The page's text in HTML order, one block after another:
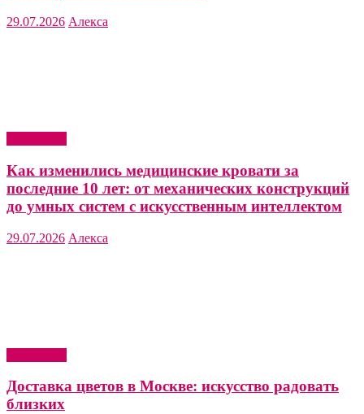
29.07.2026 Алекса
Как изменились медицинские кровати за
последние 10 лет: от механических конструкций
до умных систем с искусственным интеллектом
29.07.2026 Алекса
Доставка цветов в Москве: искусство радовать
близких